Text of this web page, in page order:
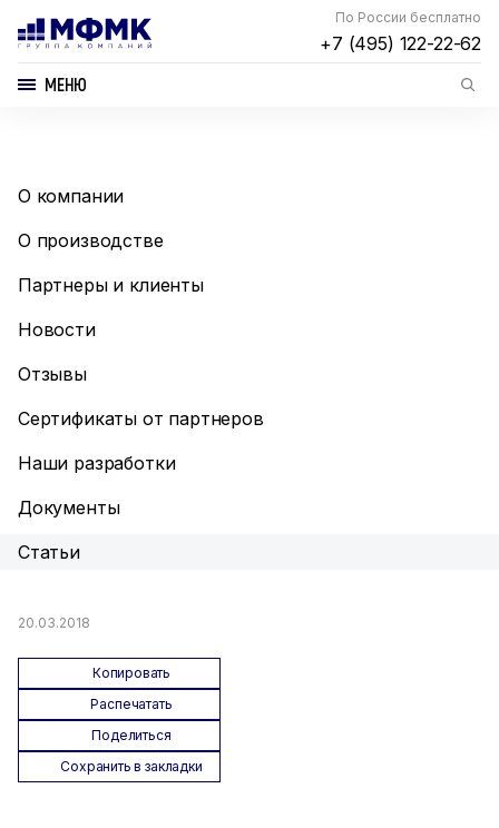
По России бесплатно
+7 (495) 122-22-62
МЕНЮ
О компании
О производстве
Партнеры и клиенты
Новости
Отзывы
Сертификаты от партнеров
Наши разработки
Документы
Статьи
20.03.2018
Копировать
Распечатать
Поделиться
Сохранить в закладки